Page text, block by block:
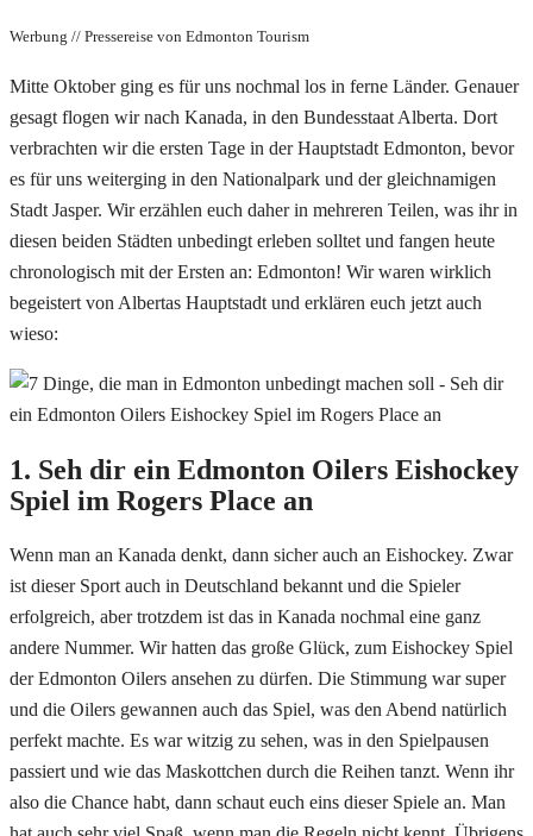
Werbung // Pressereise von Edmonton Tourism
Mitte Oktober ging es für uns nochmal los in ferne Länder. Genauer
gesagt flogen wir nach Kanada, in den Bundesstaat Alberta. Dort
verbrachten wir die ersten Tage in der Hauptstadt Edmonton, bevor
es für uns weiterging in den Nationalpark und der gleichnamigen
Stadt Jasper. Wir erzählen euch daher in mehreren Teilen, was ihr in
diesen beiden Städten unbedingt erleben solltet und fangen heute
chronologisch mit der Ersten an: Edmonton! Wir waren wirklich
begeistert von Albertas Hauptstadt und erklären euch jetzt auch
wieso:
1. Seh dir ein Edmonton Oilers Eishockey
Spiel im Rogers Place an
Wenn man an Kanada denkt, dann sicher auch an Eishockey. Zwar
ist dieser Sport auch in Deutschland bekannt und die Spieler
erfolgreich, aber trotzdem ist das in Kanada nochmal eine ganz
andere Nummer. Wir hatten das große Glück, zum Eishockey Spiel
der Edmonton Oilers ansehen zu dürfen. Die Stimmung war super
und die Oilers gewannen auch das Spiel, was den Abend natürlich
perfekt machte. Es war witzig zu sehen, was in den Spielpausen
passiert und wie das Maskottchen durch die Reihen tanzt. Wenn ihr
also die Chance habt, dann schaut euch eins dieser Spiele an. Man